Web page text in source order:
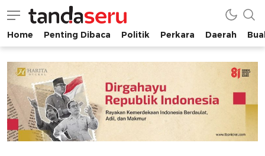
tandaseru.com | Penting Dibaca
tandaseru.com
Home Penting Dibaca Politik Perkara Daerah